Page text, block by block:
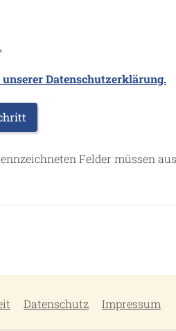
Datenschutzerklärung.
Felder müssen
Datenschutz Impressum